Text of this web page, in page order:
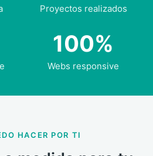
Proyectos realizados
100%
Webs responsive
HACER POR TI